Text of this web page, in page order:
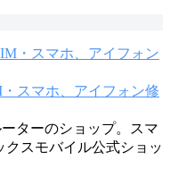
スマホ、アイフォン修
ターのショップ。スマ
スモバイル公式ショッ